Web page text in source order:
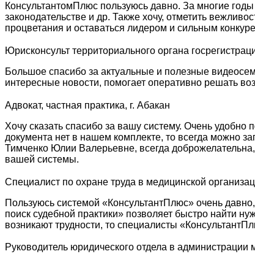
КонсультантомПлюс пользуюсь давно. За многие
законодательстве и др. Также хочу, отметить
процветания и оставаться лидером и сильным
Юрисконсульт территориального органа
Большое спасибо за актуальные и полезные
интересные новости, помогает оперативно решать
Адвокат, частная практика, г. Абакан
Хочу сказать спасибо за вашу систему. Очень
документа нет в нашем комплекте, то всегда можно
Тимченко Юлии Валерьевне, всегда
вашей системы.
Специалист по охране труда в медицинской
Пользуюсь системой «КонсультантПлюс» очень
поиск судебной практики» позволяет быстро найти
возникают трудности, то специалисты
Руководитель юридического отдела в администрации